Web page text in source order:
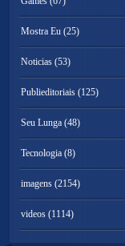
Mostra Eu (25)
Noticias (53)
Publieditoriais (125)
Seu Lunga (48)
Tecnologia (8)
imagens (2154)
videos (1114)